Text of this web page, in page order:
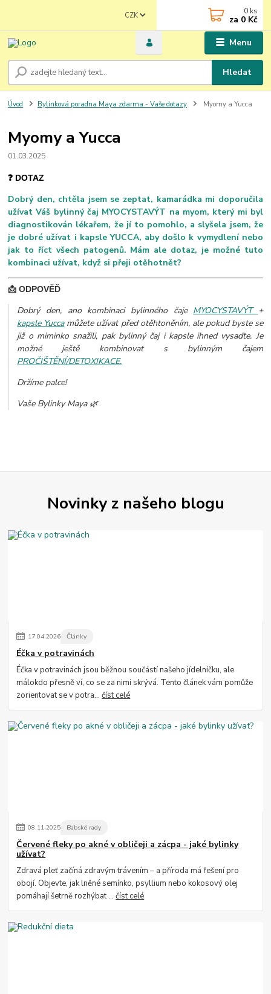
Menu
CZK
Hledat
0 ks
za 0 Kč
Úvod Bylinková poradna Maya zdarma - Vaše dotazy Myomy a Yucca
Myomy a Yucca
01.03.2025
❓ DOTAZ
Dobrý den, chtěla jsem se zeptat, kamarádka mi doporučila
užívat Váš bylinný čaj MYOCYSTAVÝT na myom, který mi byl
diagnostikován lékařem, že jí to pomohlo, a slyšela jsem, že
je dobré užívat i kapsle YUCCA, aby došlo k vymydlení nebo
jak to říct všech patogenů. Mám ale dotaz, je možné tuto
kombinaci užívat, když si přeji otěhotnět?
📩 ODPOVĚĎ
Dobrý den, ano kombinaci bylinného čaje MYOCYSTAVÝT +
kapsle Yuccamůžete užívat před otěhtoněním, ale pokud byste se
již o miminko snažili, pak bylinný čaj i kapsle ihned vysaďte. Je
možné ještě kombinovat s bylinným čajem
PROČIŠTĚNÍ/DETOXIKACE.
Držíme palce!
Vaše Bylinky Maya 🌿
Novinky z našeho blogu
17.04.2026 Články
Éčka v potravinách
Éčka v potravinách jsou běžnou součástí našeho jídelníčku, ale
málokdo přesně ví, co se za nimi skrývá. Tento článek vám pomůže
zorientovat se v potra...číst celé
08.11.2025 Babské rady
Červené fleky po akné v obličeji a zácpa - jaké bylinky
užívat?
Zdravá pleť začíná zdravým trávením – a příroda má řešení pro
obojí. Objevte, jak lněné semínko, psyllium nebo kokosový olej
pomáhají šetrně rozhýbat ...číst celé